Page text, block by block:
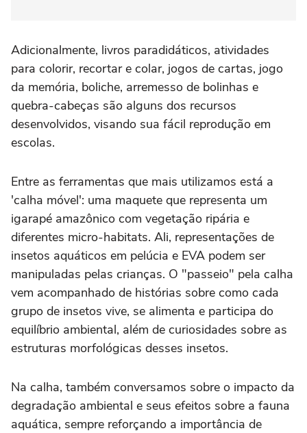
Adicionalmente, livros paradidáticos, atividades
para colorir, recortar e colar, jogos de cartas, jogo
da memória, boliche, arremesso de bolinhas e
quebra-cabeças são alguns dos recursos
desenvolvidos, visando sua fácil reprodução em
escolas.
Entre as ferramentas que mais utilizamos está a
'calha móvel': uma maquete que representa um
igarapé amazônico com vegetação ripária e
diferentes micro-habitats. Ali, representações de
insetos aquáticos em pelúcia e EVA podem ser
manipuladas pelas crianças. O "passeio" pela calha
vem acompanhado de histórias sobre como cada
grupo de insetos vive, se alimenta e participa do
equilíbrio ambiental, além de curiosidades sobre as
estruturas morfológicas desses insetos.
Na calha, também conversamos sobre o impacto da
degradação ambiental e seus efeitos sobre a fauna
aquática, sempre reforçando a importância de